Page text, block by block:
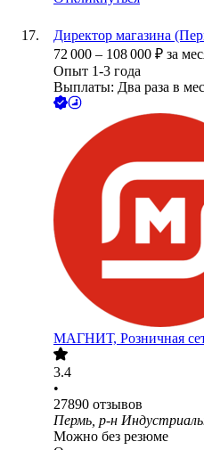
Директор магазина
72 000 – 108 000 ₽ за
Опыт 1-3 года
Выплаты: Два раза в
МАГНИТ, Розничная
3.4
•
27890 отзывов
Пермь, р-н
Можно без резюме